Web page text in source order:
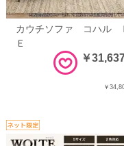
カウチソファ コハル
Ｅ
￥
￥